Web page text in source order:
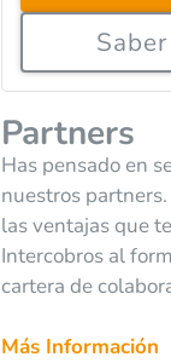
Partners
Has pensado en
nuestros partners.
las ventajas que
Intercobros al
cartera de
Más Información